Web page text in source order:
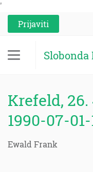
'
Prijaviti
Krefeld, 26.
1990-07-
Ewald Frank